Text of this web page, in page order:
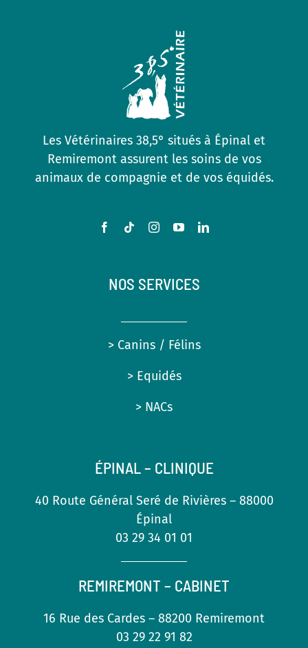
Les Vétérinaires 38,5° situés à Épinal et
Remiremont assurent les soins de vos
animaux de compagnie et de vos équidés.
NOS SERVICES
> Canins / Félins
> Equidés
> NACs
ÉPINAL – CLINIQUE
40 Route Général Seré de Rivières – 88000
Épinal
03 29 34 01 01
REMIREMONT – CABINET
16 Rue des Cardes – 88200 Remiremont
03 29 22 91 82